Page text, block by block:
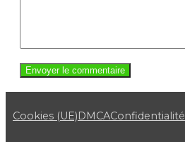
Cookies (UE)DMCAConfidentialité